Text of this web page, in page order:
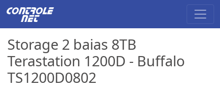
Storage 2 baias 8TB
Terastation 1200D - Buffalo
TS1200D0802